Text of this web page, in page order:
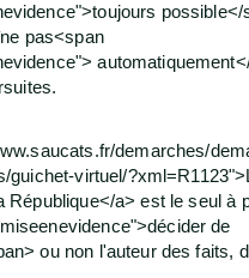
possible</
pas<span
demarches/
guichet-virtuel/
République</a> est le seul à
de
ou non l'auteur des faits,